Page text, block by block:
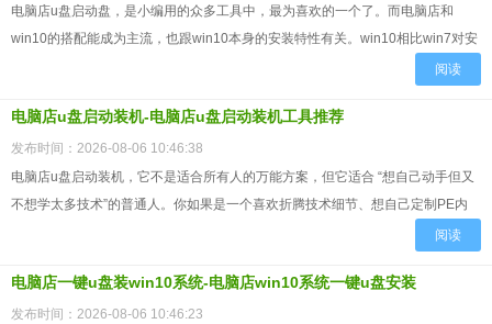
电脑店u盘启动盘，是小编用的众多工具中，最为喜欢的一个了。而电脑店和
win10的搭配能成为主流，也跟win10本身的安装特性有关。win10相比win7对安
阅读
电脑店u盘启动装机-电脑店u盘启动装机工具推荐
发布时间：2026-08-06 10:46:38
电脑店u盘启动装机，它不是适合所有人的万能方案，但它适合 “想自己动手但又
不想学太多技术”的普通人。你如果是一个喜欢折腾技术细节、想自己定制PE内
阅读
电脑店一键u盘装win10系统-电脑店win10系统一键u盘安装
发布时间：2026-08-06 10:46:23